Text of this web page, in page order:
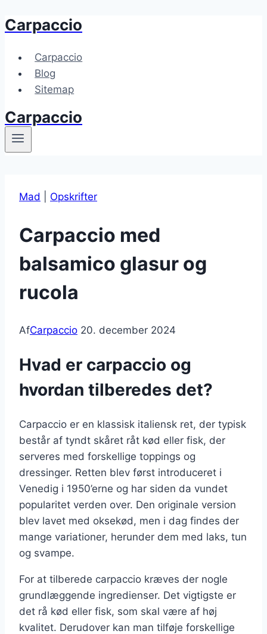
Fortsæt
indhold
Carpaccio
Carpaccio
Blog
Sitemap
Carpaccio
Mad Opskrifter
Carpaccio med
balsamico glasur og
rucola
AfCarpaccio 20. december 2024
Hvad er carpaccio og
hvordan tilberedes det?
Carpaccio er en klassisk italiensk ret, der typisk
består af tyndt skåret råt kød eller fisk, der
serveres med forskellige toppings og
dressinger. Retten blev først introduceret i
Venedig i 1950’erne og har siden da vundet
popularitet verden over. Den originale version
blev lavet med oksekød, men i dag findes der
mange variationer, herunder dem med laks, tun
og svampe.
For at tilberede carpaccio kræves der nogle
grundlæggende ingredienser. Det vigtigste er
det rå kød eller fisk, som skal være af høj
kvalitet. Derudover kan man tilføje forskellige